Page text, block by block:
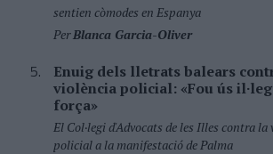
sentien còmodes en Espanya
PerBlanca Garcia-Oliver
Enuig dels lletrats balears
violència policial: «Fou ús
força»
El Col·legi d'Advocats de les Illes contra la
policial a la manifestació de Palma